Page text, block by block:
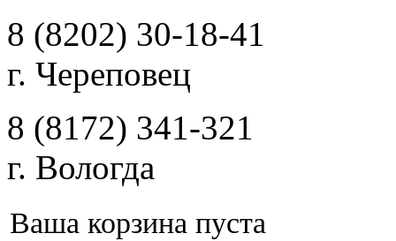
8 (8202) 30-18-41
г. Череповец
8 (8172) 341-321
г. Вологда
Ваша корзина пуста